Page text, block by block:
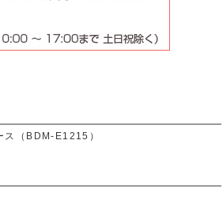
ス（BDM-E1215）